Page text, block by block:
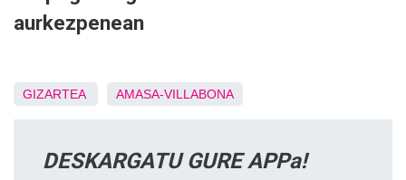
aurkezpenean
GIZARTEA AMASA-VILLABONA
DESKARGATU GURE APPa!